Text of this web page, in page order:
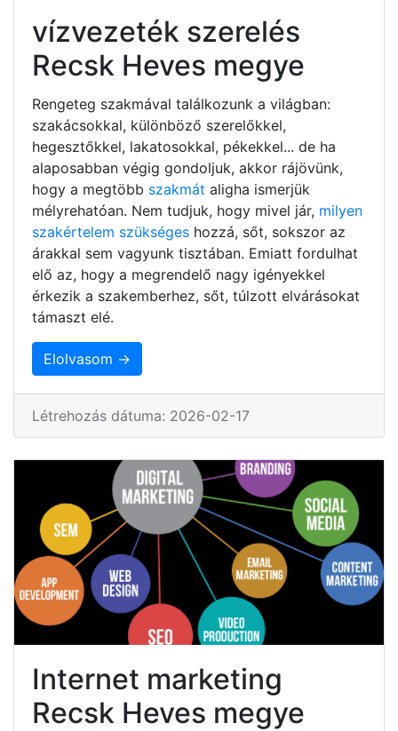
vízvezeték szerelés
Recsk Heves megye
Rengeteg szakmával találkozunk a világban:
szakácsokkal, különböző szerelőkkel,
hegesztőkkel, lakatosokkal, pékekkel... de ha
alaposabban végig gondoljuk, akkor rájövünk,
hogy a megtöbb szakmát aligha ismerjük
mélyrehatóan. Nem tudjuk, hogy mivel jár, milyen
szakértelem szükséges hozzá, sőt, sokszor az
árakkal sem vagyunk tisztában. Emiatt fordulhat
elő az, hogy a megrendelő nagy igényekkel
érkezik a szakemberhez, sőt, túlzott elvárásokat
támaszt elé.
Elolvasom →
Létrehozás dátuma: 2026-02-17
Internet marketing
Recsk Heves megye